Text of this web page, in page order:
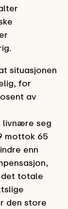
situasjonen
for
av
livnære seg
mottok 65
enn
det totale
den store